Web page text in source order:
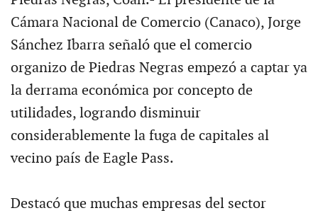
Cámara Nacional de Comercio (Canaco), Jorge
Sánchez Ibarra señaló que el comercio
organizo de Piedras Negras empezó a captar ya
la derrama económica por concepto de
utilidades, logrando disminuir
considerablemente la fuga de capitales al
vecino país de Eagle Pass.
Destacó que muchas empresas del sector